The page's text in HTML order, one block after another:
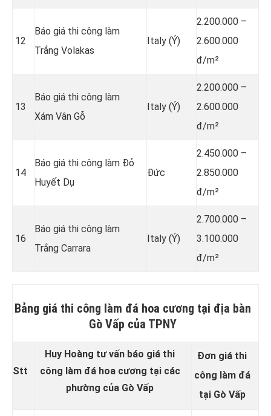
12
Báo giá thi công làm
Trắng Volakas
Italy (Ý)
2.200.000 –
2.600.000
đ/m²
13
Báo giá thi công làm
Xám Vân Gỗ
Italy (Ý)
2.200.000 –
2.600.000
đ/m²
14
Báo giá thi công làm Đỏ
Huyết Dụ
Đức
2.450.000 –
2.850.000
đ/m²
16
Báo giá thi công làm
Trắng Carrara
Italy (Ý)
2.700.000 –
3.100.000
đ/m²
Bảng giá thi công làm đá hoa cương tại địa bàn
Gò Vấp của TPNY
Stt
Huy Hoàng tư vấn báo giá thi
công làm đá hoa cương tại các
phường của Gò Vấp
Đơn giá thi
công làm đá
tại Gò Vấp